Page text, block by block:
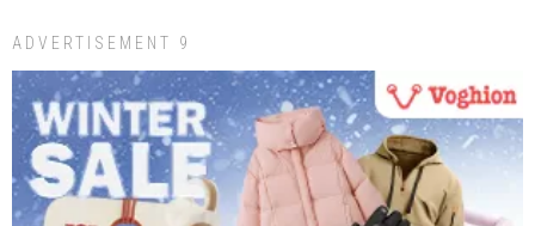
ADVERTISEMENT 9